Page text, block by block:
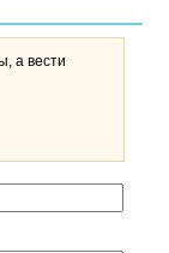
а вести